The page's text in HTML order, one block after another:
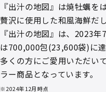
『出汁の地図』は焼牡蠣を
贅沢に使用した和風海鮮だ
『出汁の地図』は、2023
は700,000包(23,600袋)に達
多くの方にご愛用いただい
ラー商品となっています。
※2024年12月時点